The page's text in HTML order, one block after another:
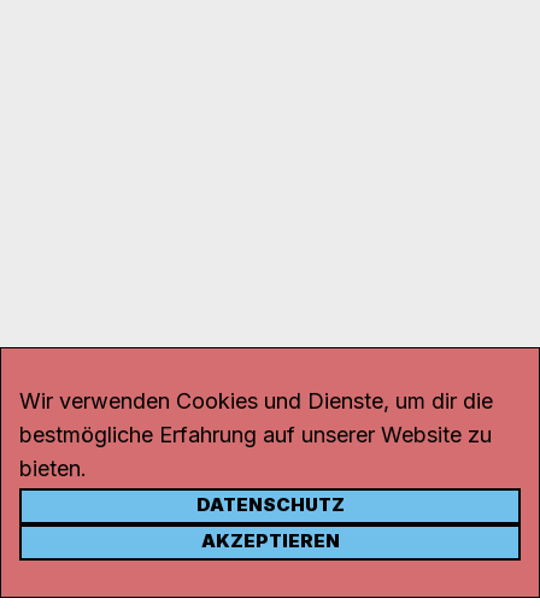
KONTAKT
Wir verwenden Cookies und Dienste, um dir die
bestmögliche Erfahrung auf unserer Website zu
bieten.
DATENSCHUTZ
AKZEPTIEREN